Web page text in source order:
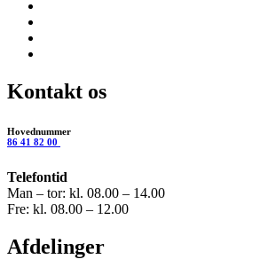
Kontakt os
Hovednummer
86 41 82 00
Telefontid
Man – tor: kl. 08.00 – 14.00
Fre: kl. 08.00 – 12.00
Afdelinger